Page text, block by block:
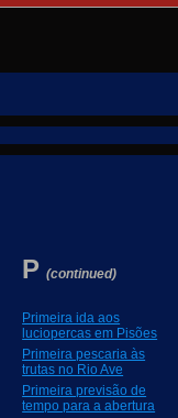
P (continued)
Primeira ida aos
luciopercas em Pisões
Primeira pescaria às
trutas no Rio Ave
Primeira previsão de
tempo para a abertura